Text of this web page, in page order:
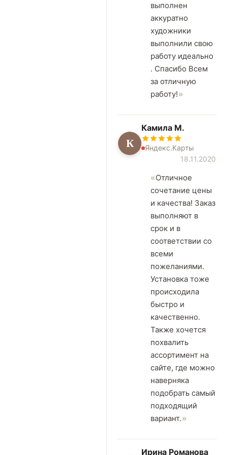
выполнен
аккуратно
художники
выполнили свою
работу идеально
. Спасибо Всем
за отличную
работу!
К
Камила М.
Яндекс.Карты
18.11.2020
Отличное
сочетание цены
и качества! Заказ
выполняют в
срок и в
соответствии со
всеми
пожеланиями.
Установка тоже
происходила
быстро и
качественно.
Также хочется
похвалить
ассортимент на
сайте, где можно
наверняка
подобрать самый
подходящий
вариант.
Ирина Романова